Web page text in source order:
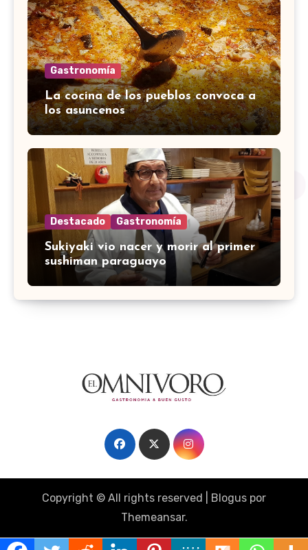
Gastronomía
La cocina de los pueblos convoca a
los asuncenos
Destacado Gastronomía
Sukiyaki vio nacer y morir al primer
sushiman paraguayo
Copyright © All rights reserved Blogus por
Themeansar.